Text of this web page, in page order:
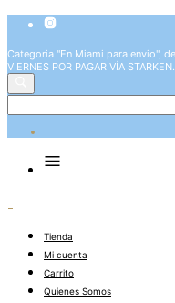
Categoria "En Miami para envio",
VIERNES POR PAGAR VÍA STARKEN.
Tienda
Mi cuenta
Carrito
Quienes Somos